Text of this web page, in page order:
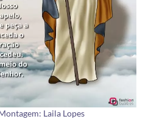
Laila Lopes